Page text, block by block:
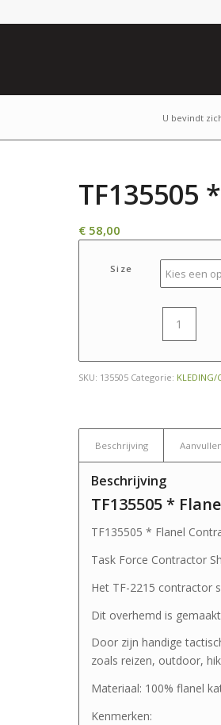
U bevindt
€58,00
Size
SKU: 135505 Categorie: KLEDING/
Beschrijving
Beschrijving
TF135505 *
TF135505 * Flanel
Task Force Contractor
Het TF-2215 contractor
Dit overhemd is
Door zijn handige
zoals reizen, outdoor,
Materiaal: 100% flanel
Kenmerken: